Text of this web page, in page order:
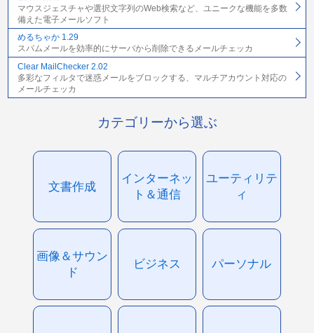
マウスジェスチャや選択文字列のWeb検索など、ユニークな機能を多数
備えた電子メールソフト
めるちゃか 1.29
スパムメールを効率的にサーバから削除できるメールチェッカ
Clear MailChecker 2.02
多彩なフィルタで迷惑メールをブロックする、マルチアカウント対応の
メールチェッカ
カテゴリーから選ぶ
文書作成
インターネッ
ト＆通信
ユーティリテ
ィ
画像＆サウン
ド
ビジネス パーソナル